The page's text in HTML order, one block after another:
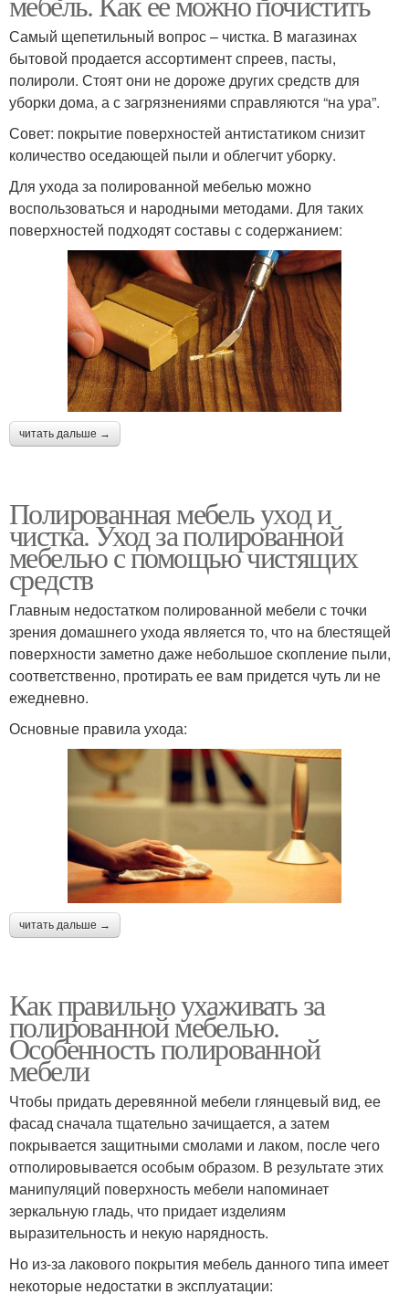
Самый щепетильный вопрос – чистка. В магазинах
бытовой продается ассортимент спреев, пасты,
полироли. Стоят они не дороже других средств для
уборки дома, а с загрязнениями справляются “на ура”.
Совет: покрытие поверхностей антистатиком снизит
количество оседающей пыли и облегчит уборку.
Для ухода за полированной мебелью можно
воспользоваться и народными методами. Для таких
поверхностей подходят составы с содержанием:
читать дальше →
Полированная мебель уход и
чистка. Уход за полированной
мебелью с помощью чистящих
средств
Главным недостатком полированной мебели с точки
зрения домашнего ухода является то, что на блестящей
поверхности заметно даже небольшое скопление пыли,
соответственно, протирать ее вам придется чуть ли не
ежедневно.
Основные правила ухода:
читать дальше →
Как правильно ухаживать за
полированной мебелью.
Особенность полированной
мебели
Чтобы придать деревянной мебели глянцевый вид, ее
фасад сначала тщательно зачищается, а затем
покрывается защитными смолами и лаком, после чего
отполировывается особым образом. В результате этих
манипуляций поверхность мебели напоминает
зеркальную гладь, что придает изделиям
выразительность и некую нарядность.
Но из-за лакового покрытия мебель данного типа имеет
некоторые недостатки в эксплуатации: